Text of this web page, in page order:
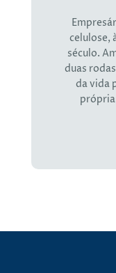
celulose,
século.
duas
da vida
própria